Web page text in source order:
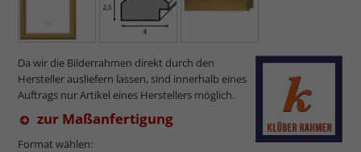
Da wir die Bilderrahmen direkt durch den
Hersteller ausliefern lassen, sind innerhalb eines
Auftrags nur Artikel eines Herstellers möglich.
zur Maßanfertigung
Format wählen: